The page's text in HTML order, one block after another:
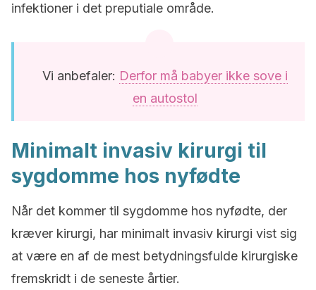
infektioner i det preputiale område.
Vi anbefaler: Derfor må babyer ikke sove i
en autostol
Minimalt invasiv kirurgi til
sygdomme hos nyfødte
Når det kommer til sygdomme hos nyfødte, der
kræver kirurgi, har minimalt invasiv kirurgi vist sig
at være en af de mest betydningsfulde kirurgiske
fremskridt i de seneste årtier.